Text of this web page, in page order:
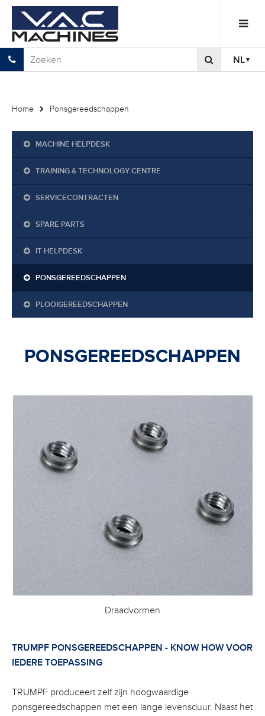
NL
Home Ponsgereedschappen
MACHINE HELPDESK
TRAINING & TECHNOLOGY CENTRE
SERVICECONTRACTEN
SPARE PARTS
IT HELPDESK
PONSGEREEDSCHAPPEN
PLOOIGEREEDSCHAPPEN
PONSGEREEDSCHAPPEN
Draadvormen
TRUMPF PONSGEREEDSCHAPPEN - KNOW HOW VOOR
IEDERE TOEPASSING
TRUMPF produceert zelf zijn hoogwaardige
ponsgereedschappen met een lange levensduur. Naast het